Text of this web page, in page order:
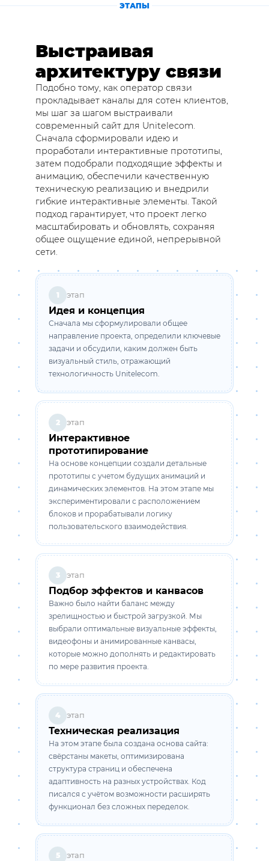
ЭТАПЫ
Выстраивая
архитектуру связи
Подобно тому, как оператор связи
прокладывает каналы для сотен клиентов,
мы шаг за шагом выстраивали
современный сайт для Unitelecom.
Сначала сформировали идею и
проработали интерактивные прототипы,
затем подобрали подходящие эффекты и
анимацию, обеспечили качественную
техническую реализацию и внедрили
гибкие интерактивные элементы. Такой
подход гарантирует, что проект легко
масштабировать и обновлять, сохраняя
общее ощущение единой, непрерывной
сети.
1 этап
Идея и концепция
Сначала мы сформулировали общее
направление проекта, определили ключевые
задачи и обсудили, каким должен быть
визуальный стиль, отражающий
технологичность Unitelecom.
2 этап
Интерактивное
прототипирование
На основе концепции создали детальные
прототипы с учетом будущих анимаций и
динамических элементов. На этом этапе мы
экспериментировали с расположением
блоков и прорабатывали логику
пользовательского взаимодействия.
3 этап
Подбор эффектов и канвасов
Важно было найти баланс между
зрелищностью и быстрой загрузкой. Мы
выбрали оптимальные визуальные эффекты,
видеофоны и анимированные канвасы,
которые можно дополнять и редактировать
по мере развития проекта.
4 этап
Техническая реализация
На этом этапе была создана основа сайта:
свёрстаны макеты, оптимизирована
структура страниц и обеспечена
адаптивность на разных устройствах. Код
писался с учётом возможности расширять
функционал без сложных переделок.
5 этап